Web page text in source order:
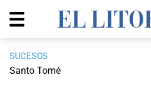
SUCESOS
Santo Tomé